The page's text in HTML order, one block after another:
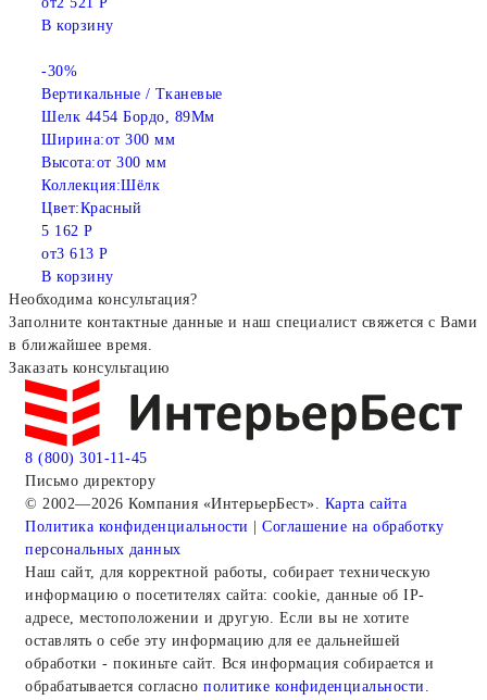
В корзину
-30%
Вертикальные / Тканевые
Шелк 4454 Бордо, 89Мм
Ширина:от 300 мм
Высота:от 300 мм
Коллекция:Шёлк
Цвет:Красный
5 162 Р
от3 613 Р
В корзину
Необходима консультация?
Заполните контактные данные и наш специалист свяжется с Вами
в ближайшее время.
Заказать консультацию
8 (800) 301-11-45
Письмо директору
© 2002—2026 Компания «ИнтерьерБест». Карта сайта
Политика конфиденциальности | Соглашение на обработку
персональных данных
Наш сайт, для корректной работы, собирает техническую
информацию о посетителях сайта: cookie, данные об IP-
адресе, местоположении и другую. Если вы не хотите
оставлять о себе эту информацию для ее дальнейшей
обработки - покиньте сайт. Вся информация собирается и
обрабатывается согласно политике конфиденциальности